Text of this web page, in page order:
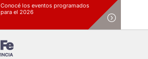
Conocé los eventos programados
para el 2026